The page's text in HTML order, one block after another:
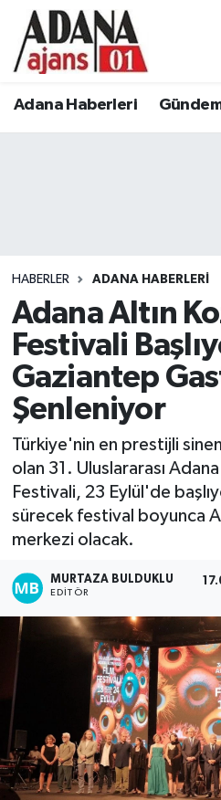
Adana Haberleri
HABERLER ADANA HABERLERI
Adana Altın
Festivali
Gaziantep
Şenleniyor
Türkiye'nin en prestijli
olan 31. Uluslararası
Festivali, 23 Eylül'de
sürecek festival boyunca
merkezi olacak.
MURTAZA BULDUKLU
EDITÖR
Adana Haberleri
Eğitim
Siyaset
Ekonomi
Kadın
Magazin
Yaşam
Adana Nöbetçi
Tüm Manşetler
Son Dakika Haberleri
Haber Arşivi